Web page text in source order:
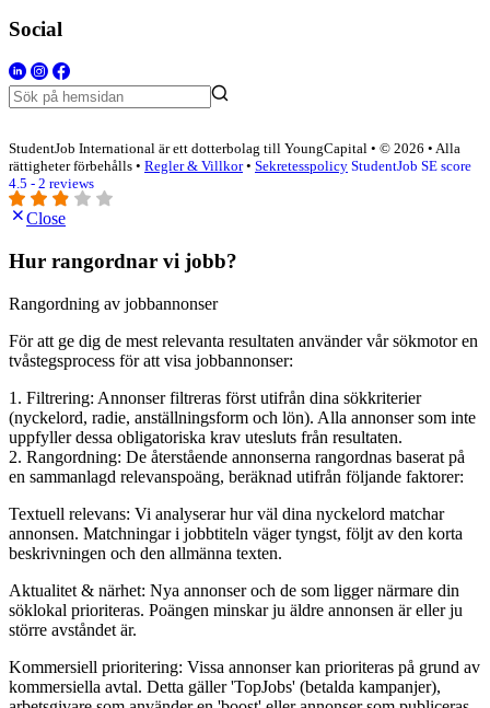
Social
StudentJob International är ett dotterbolag till YoungCapital • © 2026 • Alla
rättigheter förbehålls • Regler & Villkor• Sekretesspolicy StudentJob SE score
4.5 - 2 reviews
Close
Hur rangordnar vi jobb?
Rangordning av jobbannonser
För att ge dig de mest relevanta resultaten använder vår sökmotor en
tvåstegsprocess för att visa jobbannonser:
1. Filtrering: Annonser filtreras först utifrån dina sökkriterier
(nyckelord, radie, anställningsform och lön). Alla annonser som inte
uppfyller dessa obligatoriska krav utesluts från resultaten.
2. Rangordning: De återstående annonserna rangordnas baserat på
en sammanlagd relevanspoäng, beräknad utifrån följande faktorer:
Textuell relevans: Vi analyserar hur väl dina nyckelord matchar
annonsen. Matchningar i jobbtiteln väger tyngst, följt av den korta
beskrivningen och den allmänna texten.
Aktualitet & närhet: Nya annonser och de som ligger närmare din
söklokal prioriteras. Poängen minskar ju äldre annonsen är eller ju
större avståndet är.
Kommersiell prioritering: Vissa annonser kan prioriteras på grund av
kommersiella avtal. Detta gäller 'TopJobs' (betalda kampanjer),